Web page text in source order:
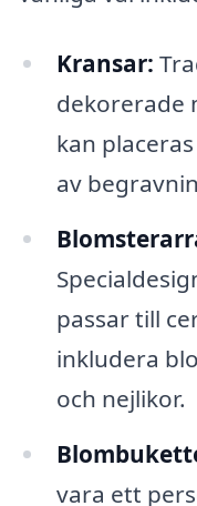
Kransar:
dekorerade
kan
av
passar till
inkludera
och nejlikor.
vara ett